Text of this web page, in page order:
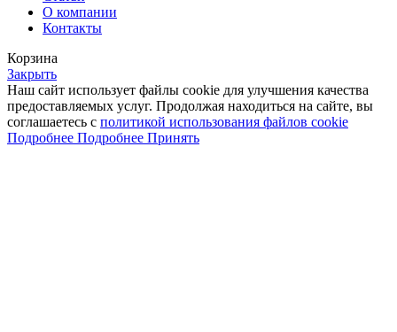
О компании
Контакты
Корзина
Закрыть
Наш сайт использует файлы cookie для улучшения качества
предоставляемых услуг. Продолжая находиться на сайте, вы
соглашаетесь с политикой использования файлов cookie
Подробнее Подробнее Принять